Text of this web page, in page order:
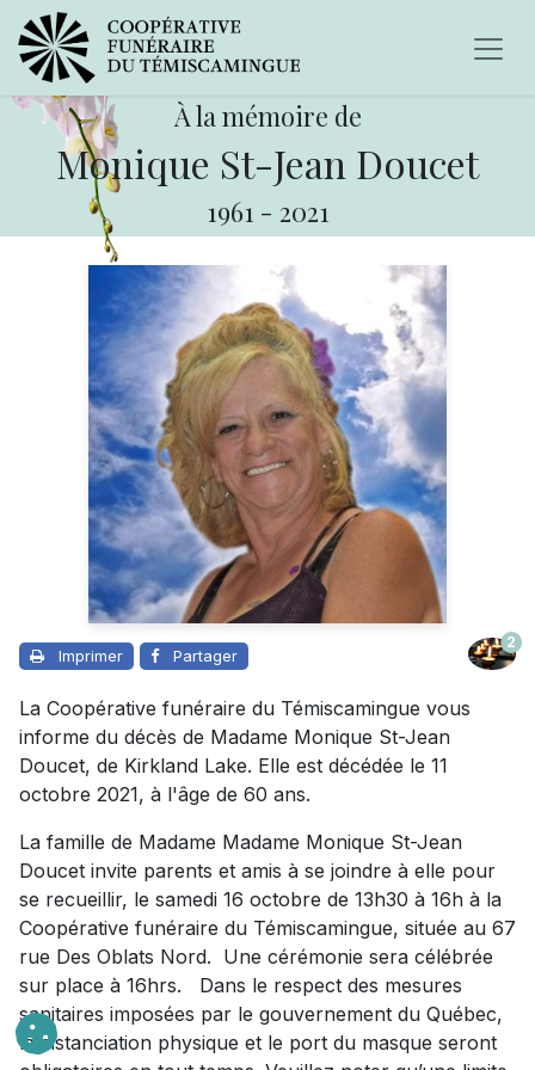
À la mémoire de
Monique St-Jean Doucet
1961 - 2021
Imprimer Partager
2
La Coopérative funéraire du Témiscamingue vous
informe du décès de Madame Monique St-Jean
Doucet, de Kirkland Lake. Elle est décédée le 11
octobre 2021, à l'âge de 60 ans.
La famille de Madame Madame Monique St-Jean
Doucet invite parents et amis à se joindre à elle pour
se recueillir, le samedi 16 octobre de 13h30 à 16h à la
Coopérative funéraire du Témiscamingue, située au 67
rue Des Oblats Nord. Une cérémonie sera célébrée
sur place à 16hrs. Dans le respect des mesures
sanitaires imposées par le gouvernement du Québec,
la distanciation physique et le port du masque seront